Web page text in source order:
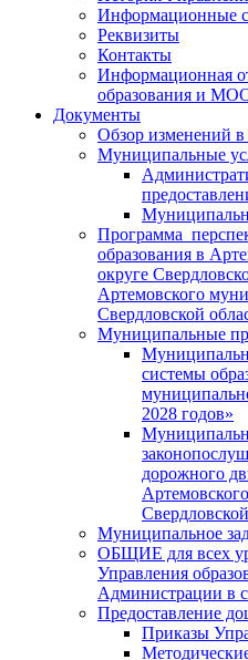
Информационные
Реквизиты
Контакты
Информационная
образования и
Документы
Обзор изменений в
Муниципальные
Программа
образования в
округе
Артемовского
Свердловской
Муниципальные
системы
2028 годов»
дорожного
Муниципальное
ОБЩИЕ для всех
Управления
Администрации в
Предоставление
Приказы